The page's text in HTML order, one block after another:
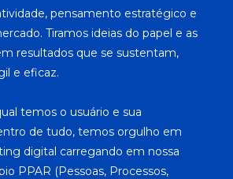
pensamento estratégico e
Tiramos ideias do papel e as
resultados que se sustentam,
e eficaz.
temos o usuário e sua
de tudo, temos orgulho em
digital carregando em nossa
PPAR (Pessoas, Processos,